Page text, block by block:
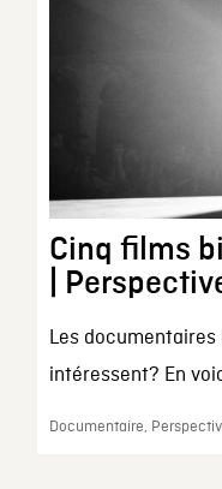
Cinq films
|
Les
intéressent? En
Documentaire,